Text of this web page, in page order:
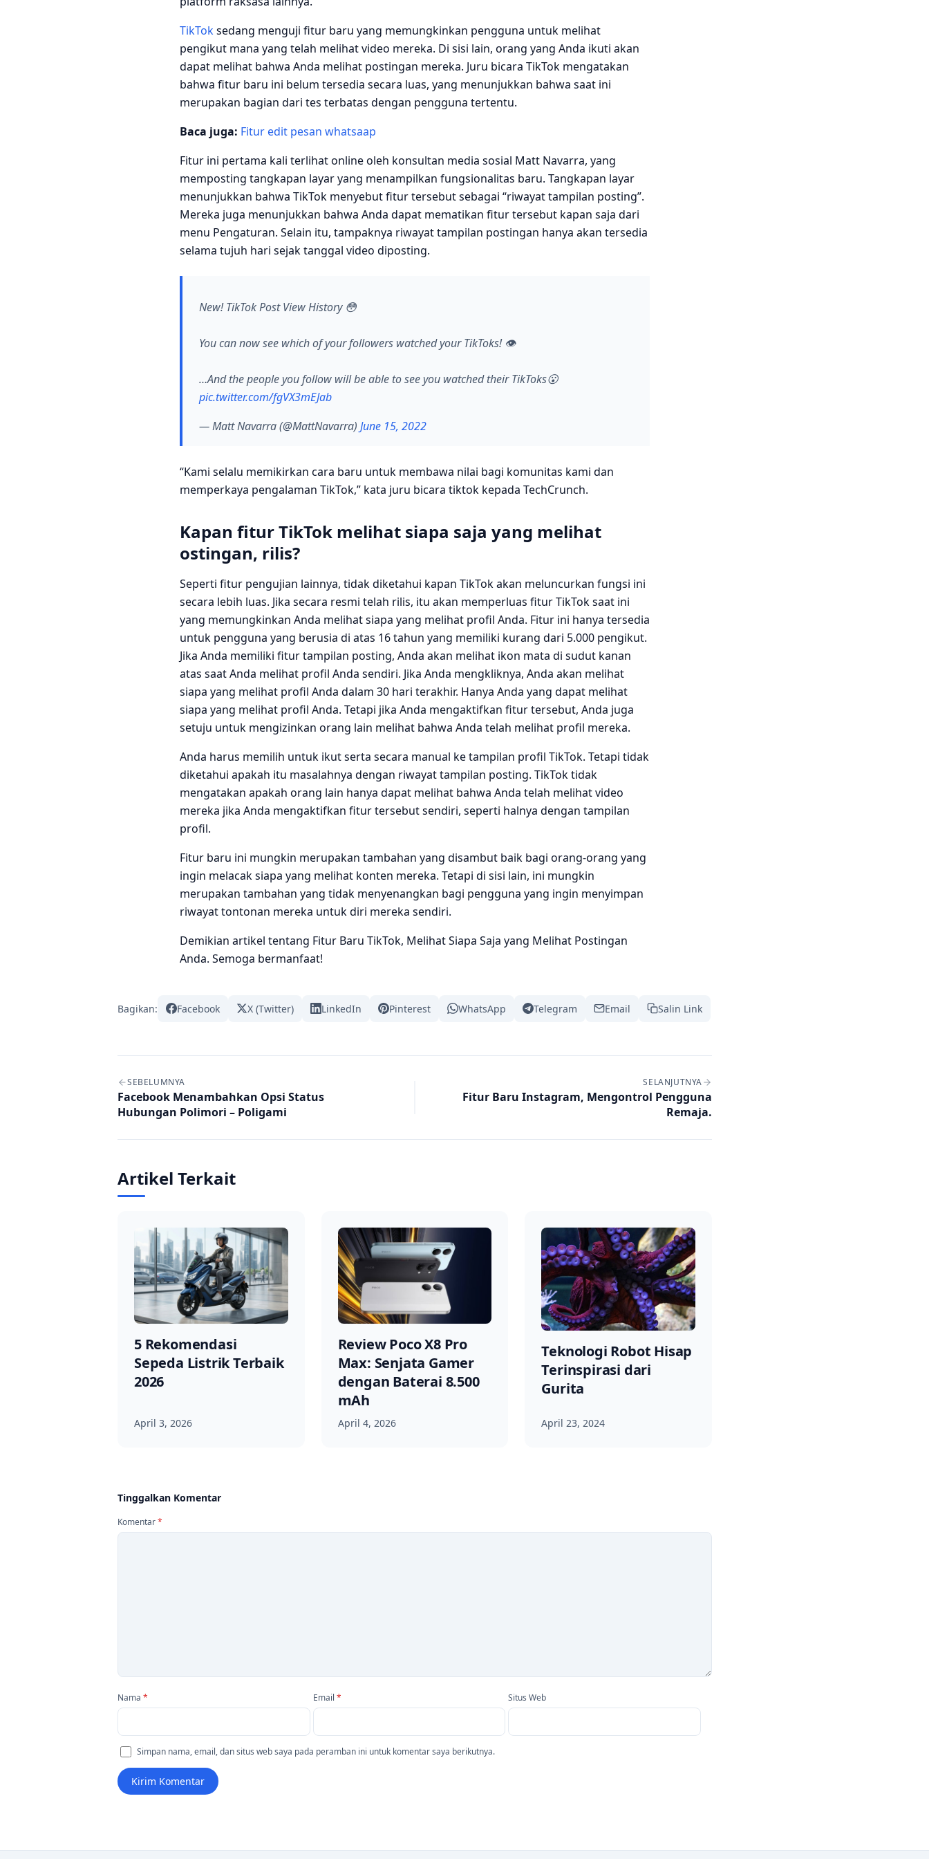
TikToksedang menguji fitur baru yang memungkinkan pengguna untuk melihat
pengikut mana yang telah melihat video mereka. Di sisi lain, orang yang Anda ikuti akan
dapat melihat bahwa Anda melihat postingan mereka. Juru bicara TikTok mengatakan
bahwa fitur baru ini belum tersedia secara luas, yang menunjukkan bahwa saat ini
merupakan bagian dari tes terbatas dengan pengguna tertentu.
Baca juga: Fitur edit pesan whatsaap
Fitur ini pertama kali terlihat online oleh konsultan media sosial Matt Navarra, yang
memposting tangkapan layar yang menampilkan fungsionalitas baru. Tangkapan layar
menunjukkan bahwa TikTok menyebut fitur tersebut sebagai “riwayat tampilan posting”.
Mereka juga menunjukkan bahwa Anda dapat mematikan fitur tersebut kapan saja dari
menu Pengaturan. Selain itu, tampaknya riwayat tampilan postingan hanya akan tersedia
selama tujuh hari sejak tanggal video diposting.
New! TikTok Post View History 😳
You can now see which of your followers watched your TikToks! 👁
…And the people you follow will be able to see you watched their TikToks😮
pic.twitter.com/fgVX3mEJab
— Matt Navarra (@MattNavarra) June 15, 2022
“Kami selalu memikirkan cara baru untuk membawa nilai bagi komunitas kami dan
memperkaya pengalaman TikTok,” kata juru bicara tiktok kepada TechCrunch.
Kapan fitur TikTok melihat siapa saja yang melihat
ostingan, rilis?
Seperti fitur pengujian lainnya, tidak diketahui kapan TikTok akan meluncurkan fungsi ini
secara lebih luas. Jika secara resmi telah rilis, itu akan memperluas fitur TikTok saat ini
yang memungkinkan Anda melihat siapa yang melihat profil Anda. Fitur ini hanya tersedia
untuk pengguna yang berusia di atas 16 tahun yang memiliki kurang dari 5.000 pengikut.
Jika Anda memiliki fitur tampilan posting, Anda akan melihat ikon mata di sudut kanan
atas saat Anda melihat profil Anda sendiri. Jika Anda mengkliknya, Anda akan melihat
siapa yang melihat profil Anda dalam 30 hari terakhir. Hanya Anda yang dapat melihat
siapa yang melihat profil Anda. Tetapi jika Anda mengaktifkan fitur tersebut, Anda juga
setuju untuk mengizinkan orang lain melihat bahwa Anda telah melihat profil mereka.
Anda harus memilih untuk ikut serta secara manual ke tampilan profil TikTok. Tetapi tidak
diketahui apakah itu masalahnya dengan riwayat tampilan posting. TikTok tidak
mengatakan apakah orang lain hanya dapat melihat bahwa Anda telah melihat video
mereka jika Anda mengaktifkan fitur tersebut sendiri, seperti halnya dengan tampilan
profil.
Fitur baru ini mungkin merupakan tambahan yang disambut baik bagi orang-orang yang
ingin melacak siapa yang melihat konten mereka. Tetapi di sisi lain, ini mungkin
merupakan tambahan yang tidak menyenangkan bagi pengguna yang ingin menyimpan
riwayat tontonan mereka untuk diri mereka sendiri.
Demikian artikel tentang Fitur Baru TikTok, Melihat Siapa Saja yang Melihat Postingan
Anda. Semoga bermanfaat!
Bagikan: Facebook X (Twitter) LinkedIn Pinterest WhatsApp Telegram Email Salin Link
Navigasi artikel
SEBELUMNYA
Facebook Menambahkan Opsi Status
Hubungan Polimori – Poligami
SELANJUTNYA
Fitur Baru Instagram, Mengontrol Pengguna
Remaja.
Artikel Terkait
5 Rekomendasi
Sepeda Listrik Terbaik
2026
April 3, 2026
Review Poco X8 Pro
Max: Senjata Gamer
dengan Baterai 8.500
mAh
April 4, 2026
Teknologi Robot Hisap
Terinspirasi dari
Gurita
April 23, 2024
Tinggalkan Komentar
Komentar*
Nama * Email * Situs Web
Simpan nama, email, dan situs web saya pada peramban ini untuk komentar saya berikutnya.